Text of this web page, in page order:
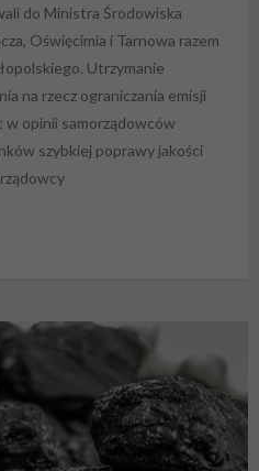
do Ministra Środowiska
Oświęcimia i Tarnowa razem
Utrzymanie
na rzecz ograniczania emisji
w opinii samorządowców
szybkiej poprawy jakości